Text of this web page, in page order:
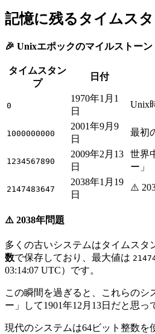
記憶に残るタイムス
🎉 Unixエポックのマイルストーン
タイムスタン
プ
日付
0
1970年1月1
日
Unix
1000000000
2001年9月9
日
最初
1234567890
2009年2月13
日
世界
ー」
2147483647
2038年1月19
日
⚠️
⚠️ 2038年問題
多くの古いシステムはタイムスタ
数で保存しており、最大値は
03:14:07 UTC）です。
この瞬間を過ぎると、これらのシ
ー」して1901年12月13日だと思っ
現代のシステムは64ビット整数を